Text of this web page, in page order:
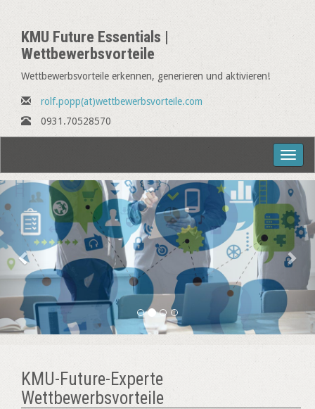
KMU Future Essentials |
Wettbewerbsvorteile
Wettbewerbsvorteile erkennen, generieren und aktivieren!
rolf.popp(at)wettbewerbsvorteile.com
0931.70528570
Zurück
KMU-Future-Experte
Wettbewerbsvorteile